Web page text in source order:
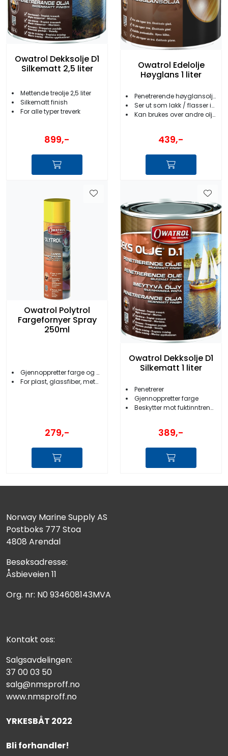
Owatrol Dekksolje D1
Silkematt 2,5 liter
Mettende treolje 2,5 liter
Silkematt finish
For alle typer treverk
899,-
Owatrol Edelolje
Høyglans 1 liter
Penetrerende høyglansolje 1l
Ser ut som lakk / flasser ikke
Kan brukes over andre oljer
439,-
Owatrol Polytrol
Fargefornyer Spray
250ml
Gjennoppretter farge og glans
For plast, glassfiber, metaller m.m
279,-
Owatrol Dekksolje D1
Silkematt 1 liter
Penetrerer
Gjennoppretter farge
Beskytter mot fuktinntrengning
389,-
Norway Marine Supply AS
Postboks 777 Stoa
4808 Arendal
Besøksadresse:
Åsbieveien 11
Org. nr: N0 934608143MVA
Kontakt oss:
Salgsavdelingen:
37 00 03 50
salg@nmsproff.no
www.nmsproff.no
YRKESBÅT 2022
Bli forhandler!